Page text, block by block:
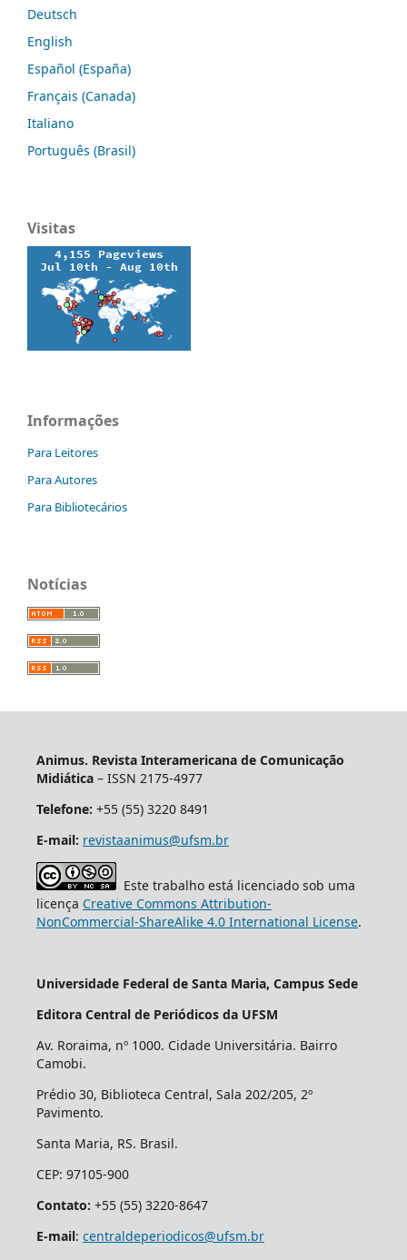
Deutsch
English
Español (España)
Français (Canada)
Italiano
Português (Brasil)
Visitas
Informações
Para Leitores
Para Autores
Para Bibliotecários
Notícias
Animus. Revista Interamericana de Comunicação
Midiática– ISSN 2175-4977
Telefone: +55 (55) 3220 8491
E-mail: revistaanimus@ufsm.br
Este trabalho está licenciado sob uma
licença Creative Commons Attribution-
NonCommercial-ShareAlike 4.0 International License.
Universidade Federal de Santa Maria, Campus Sede
Editora Central de Periódicos da UFSM
Av. Roraima, nº 1000. Cidade Universitária. Bairro
Camobi.
Prédio 30, Biblioteca Central, Sala 202/205, 2º
Pavimento.
Santa Maria, RS. Brasil.
CEP: 97105-900
Contato: +55 (55) 3220-8647
E-mail: centraldeperiodicos@ufsm.br